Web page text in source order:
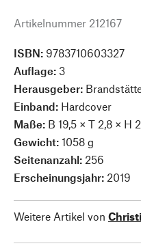
Artikelnummer 212167
ISBN: 9783710603327
Auflage: 3
Herausgeber:
Einband: Hardcover
Maße: B 19,5 × T 2,8 × H
Gewicht: 1058 g
Seitenanzahl: 256
Erscheinungsjahr: 2019
Weitere Artikel von